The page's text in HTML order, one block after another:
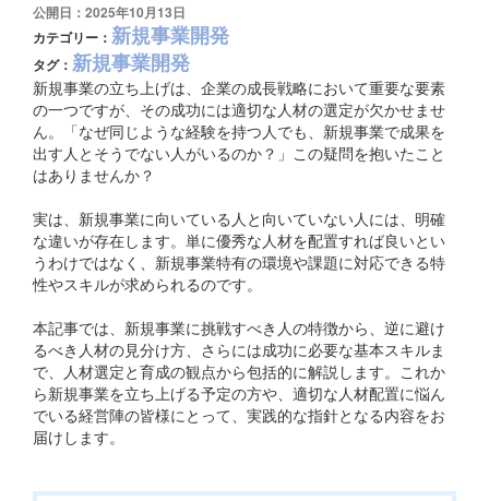
公開日：2025年10月13日
カテゴリー： 新規事業開発
タグ： 新規事業開発
新規事業の立ち上げは、企業の成長戦略において重要な要素
の一つですが、その成功には適切な人材の選定が欠かせませ
ん。「なぜ同じような経験を持つ人でも、新規事業で成果を
出す人とそうでない人がいるのか？」この疑問を抱いたこと
はありませんか？
実は、新規事業に向いている人と向いていない人には、明確
な違いが存在します。単に優秀な人材を配置すれば良いとい
うわけではなく、新規事業特有の環境や課題に対応できる特
性やスキルが求められるのです。
本記事では、新規事業に挑戦すべき人の特徴から、逆に避け
るべき人材の見分け方、さらには成功に必要な基本スキルま
で、人材選定と育成の観点から包括的に解説します。これか
ら新規事業を立ち上げる予定の方や、適切な人材配置に悩ん
でいる経営陣の皆様にとって、実践的な指針となる内容をお
届けします。